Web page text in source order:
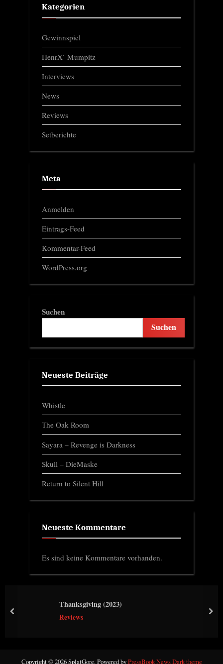
Kategorien
Gewinnspiel
HenrX` Mumpitz
Interviews
News
Reviews
Setberichte
Meta
Anmelden
Eintrags-Feed
Kommentar-Feed
WordPress.org
Suchen
Suchen
Neueste Beiträge
Whistle
The Oak Room
Sayara – Revenge is Darkness
Skull – DieMaske
Return to Silent Hill
Neueste Kommentare
Es sind keine Kommentare vorhanden.
Thanksgiving (2023)
Reviews
prev
Copyright © 2026 SplatGore.Powered byPressBook News Dark theme